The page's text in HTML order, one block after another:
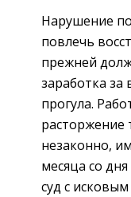
Нарушение
повлечь
прежней
заработка
прогула.
расторжение
незаконно,
месяца со
суд с